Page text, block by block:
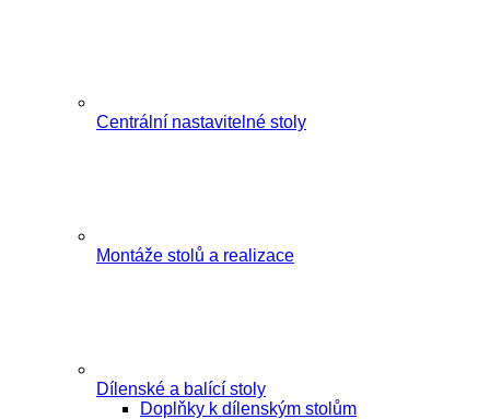
Centrální nastavitelné stoly
Montáže stolů a realizace
Dílenské a balící stoly
Doplňky k dílenským stolům